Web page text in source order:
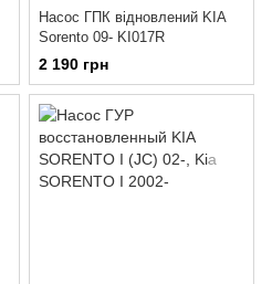
Насос ГПК відновлений KIA
Sorento 09- KI017R
2 190 грн